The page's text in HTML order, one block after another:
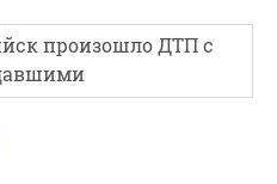
произошло ДТП с